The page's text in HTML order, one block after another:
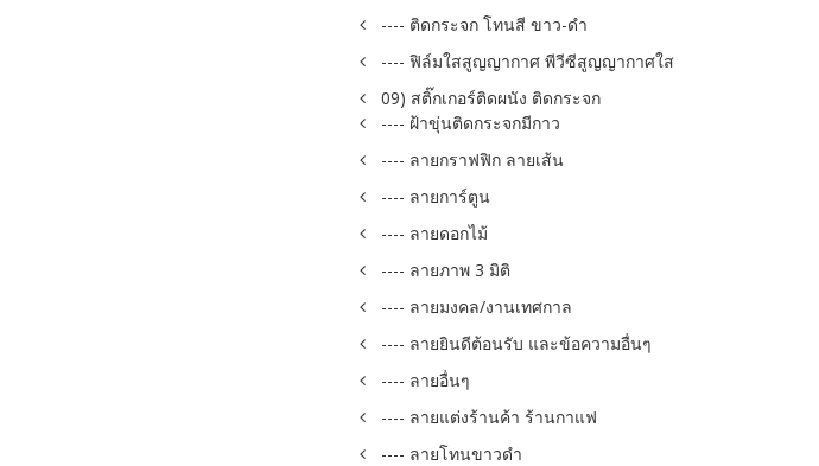
---- ติดกระจก โทนสี ขาว-ดำ
---- ฟิล์มใสสูญญากาศ พีวีซีสูญญากาศใส
09) สติ๊กเกอร์ติดผนัง ติดกระจก
---- ฝ้าขุ่นติดกระจกมีกาว
---- ลายกราฟฟิก ลายเส้น
---- ลายการ์ตูน
---- ลายดอกไม้
---- ลายภาพ 3 มิติ
---- ลายมงคล/งานเทศกาล
---- ลายยินดีต้อนรับ และข้อความอื่นๆ
---- ลายอื่นๆ
---- ลายแต่งร้านค้า ร้านกาแฟ
---- ลายโทนขาวดำ